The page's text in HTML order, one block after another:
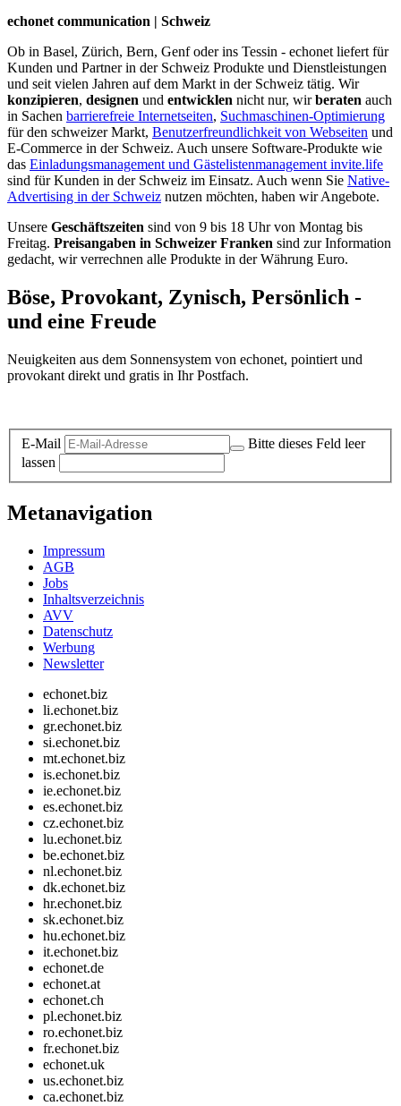
echonet communication | Schweiz
Ob in Basel, Zürich, Bern, Genf oder ins Tessin - echonet liefert für
Kunden und Partner in der Schweiz Produkte und Dienstleistungen
und seit vielen Jahren auf dem Markt in der Schweiz tätig. Wir
konzipieren, designen und entwicklen nicht nur, wirberaten auch
in Sachen barrierefreie Internetseiten, Suchmaschinen-Optimierung
für den schweizer Markt, Benutzerfreundlichkeit von Webseiten und
E-Commerce in der Schweiz. Auch unsere Software-Produkte wie
das Einladungsmanagement und Gästelistenmanagement invite.life
sind für Kunden in der Schweiz im Einsatz. Auch wenn Sie Native-
Advertising in der Schweiz nutzen möchten, haben wir Angebote.
Unsere Geschäftszeiten sind von 9 bis 18 Uhr von Montag bis
Freitag. Preisangaben in Schweizer Franken sind zur Information
gedacht, wir verrechnen alle Produkte in der Währung Euro.
Böse, Provokant, Zynisch, Persönlich -
und eine Freude
Neuigkeiten aus dem Sonnensystem von echonet, pointiert und
provokant direkt und gratis in Ihr Postfach.
E-Mail
Bitte dieses Feld leer
lassen
Metanavigation
Impressum
AGB
Jobs
Inhaltsverzeichnis
AVV
Datenschutz
Werbung
Newsletter
echonet.biz
li.echonet.biz
gr.echonet.biz
si.echonet.biz
mt.echonet.biz
is.echonet.biz
ie.echonet.biz
es.echonet.biz
cz.echonet.biz
lu.echonet.biz
be.echonet.biz
nl.echonet.biz
dk.echonet.biz
hr.echonet.biz
sk.echonet.biz
hu.echonet.biz
it.echonet.biz
echonet.de
echonet.at
echonet.ch
pl.echonet.biz
ro.echonet.biz
fr.echonet.biz
echonet.uk
us.echonet.biz
ca.echonet.biz